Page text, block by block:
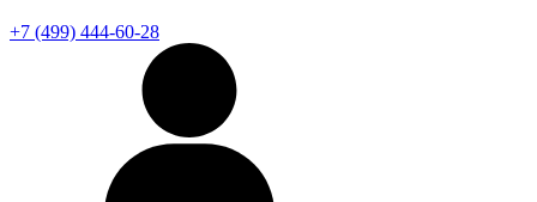
+7 (499) 444-60-28